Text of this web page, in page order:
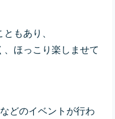
もあり、
ほっこり楽しませて
どのイベントが行わ